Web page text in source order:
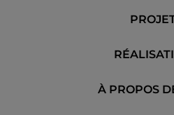
À PROPOS